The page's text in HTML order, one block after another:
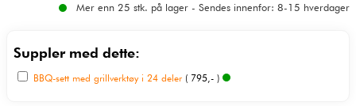
Mer enn 25 stk. på lager - Sendes innenfor: 8-15 hverdager
Suppler med dette:
BBQ-sett med grillverktøy i 24 deler ( 795,- )